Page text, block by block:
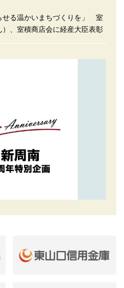
せる温かいまちづくりを」 室
、室積商店会に経産大臣表彰